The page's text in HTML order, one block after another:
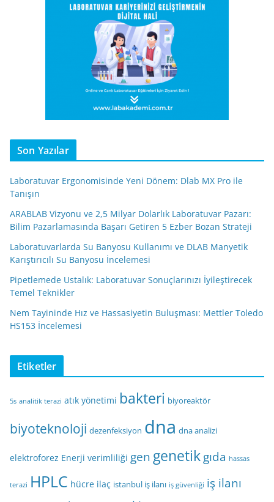
Son Yazılar
Laboratuvar Ergonomisinde Yeni Dönem: Dlab MX Pro ile
Tanışın
ARABLAB Vizyonu ve 2,5 Milyar Dolarlık Laboratuvar Pazarı:
Bilim Pazarlamasında Başarı Getiren 5 Ezber Bozan Strateji
Laboratuvarlarda Su Banyosu Kullanımı ve DLAB Manyetik
Karıştırıcılı Su Banyosu İncelemesi
Pipetlemede Ustalık: Laboratuvar Sonuçlarınızı İyileştirecek
Temel Teknikler
Nem Tayininde Hız ve Hassasiyetin Buluşması: Mettler Toledo
HS153 İncelemesi
Etiketler
5s analitik terazi atık yönetimi bakteri biyoreaktör
biyoteknoloji dezenfeksiyon dna dna analizi
elektroforez Enerji verimliliği gen genetikgıda hassas
terazi HPLC hücre ilaç istanbul iş ilanı iş güvenliği iş ilanı